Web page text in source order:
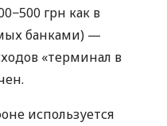
грн как в
банками) —
«терминал в
используется